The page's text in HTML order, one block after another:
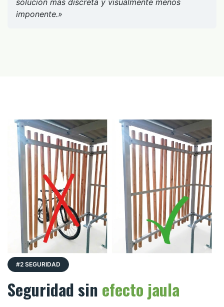
solución más discreta y visualmente menos
imponente.»
#2 SEGURIDAD
Seguridad sin efecto jaula